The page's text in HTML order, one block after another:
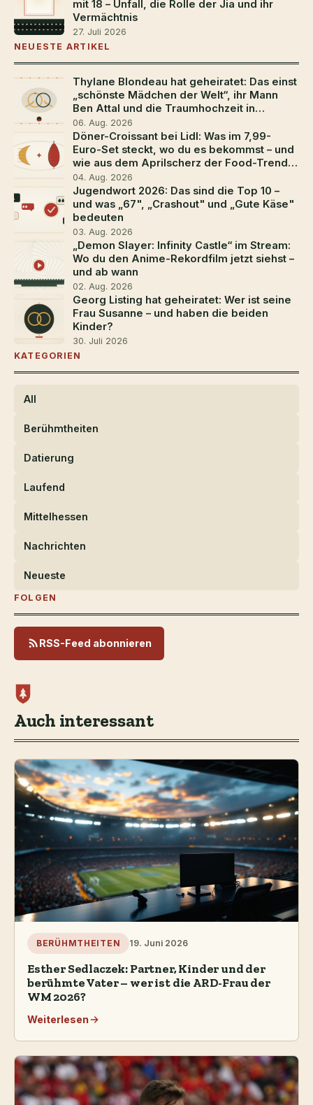
mit 18 – Unfall, die Rolle der Jia und ihr
Vermächtnis
27. Juli 2026
NEUESTE ARTIKEL
Thylane Blondeau hat geheiratet: Das einst
„schönste Mädchen der Welt“, ihr Mann
Ben Attal und die Traumhochzeit in
Südfrankreich
06. Aug. 2026
Döner-Croissant bei Lidl: Was im 7,99-
Euro-Set steckt, wo du es bekommst – und
wie aus dem Aprilscherz der Food-Trend
2026 wurde
04. Aug. 2026
Jugendwort 2026: Das sind die Top 10 –
und was „67", „Crashout" und „Gute Käse"
bedeuten
03. Aug. 2026
„Demon Slayer: Infinity Castle“ im Stream:
Wo du den Anime-Rekordfilm jetzt siehst –
und ab wann
02. Aug. 2026
Georg Listing hat geheiratet: Wer ist seine
Frau Susanne – und haben die beiden
Kinder?
30. Juli 2026
KATEGORIEN
All
Berühmtheiten
Datierung
Laufend
Mittelhessen
Nachrichten
Neueste
FOLGEN
RSS-Feed abonnieren
Auch interessant
BERÜHMTHEITEN 19. Juni 2026
Esther Sedlaczek: Partner, Kinder und der
berühmte Vater – wer ist die ARD-Frau der
WM 2026?
Weiterlesen